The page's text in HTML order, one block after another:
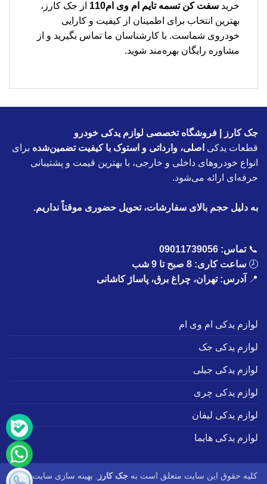
خرید سفت کن تسمه تایم ام وی ام110
از جک کارز،
بهترین انتخاب برای اطمینان از کیفیت و کارایی
خودروی شماست. با کارشناسان ما تماس بگیرید و از
مشاوره رایگان بهره‌مند شوید.
جک کارز | فروشگاه تخصصی لوازم یدکی خودرو
قطعات یدکی اصلی، وارداتی و استوک با کیفیت تضمین‌شده برای
انواع خودروهای داخلی و خارجی، با بهترین قیمت و پشتیبانی
حرفه‌ای ارائه می‌شود.
به دلیل حجم بالای سفارشات، تحویل حضوری موقتاً نداریم.
📞تماس: 09011739056
🕗 ساعت کاری: 8 صبح تا 9 شب
📍
آدرس: تهران، چراغ برق، پاساژ کاشانی
لوازم یدکی ام وی ام
لوازم یدکی جک
لوازم یدکی جیلی
لوازم یدکی چری
لوازم یدکی لیفان
لوازم یدکی هایما
کلیه حقوق این سایت متعلق است به جک کارز . بهینه سازی سایت :طاها